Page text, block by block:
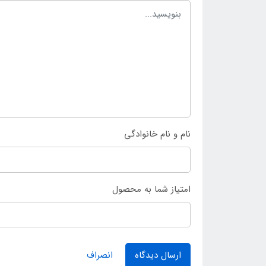
نام و نام خانوادگی
امتیاز شما به محصول
ارسال دیدگاه انصراف